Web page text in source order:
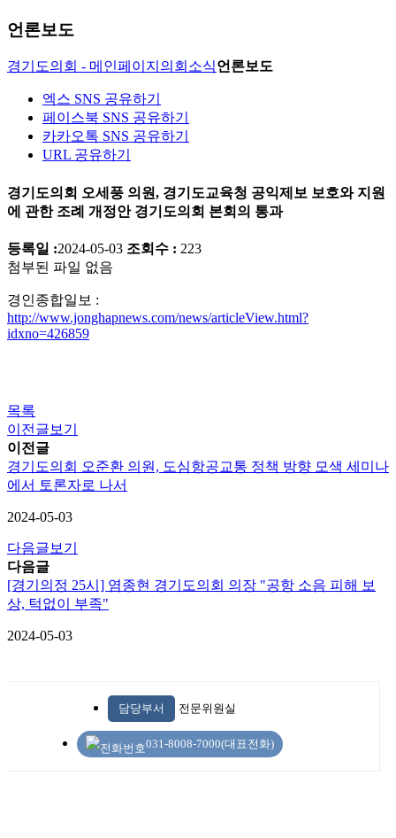
언론보도
경기도의회 - 메인페이지 의회소식언론보도
엑스 SNS 공유하기
페이스북 SNS 공유하기
카카오톡 SNS 공유하기
URL 공유하기
경기도의회 오세풍 의원, 경기도교육청 공익제보 보호와 지원
에 관한 조례 개정안 경기도의회 본회의 통과
등록일 :2024-05-03 조회수 : 223
첨부된 파일 없음
경인종합일보 :
http://www.jonghapnews.com/news/articleView.html?
idxno=426859
목록
이전글보기
이전글
경기도의회 오준환 의원, 도심항공교통 정책 방향 모색 세미나
에서 토론자로 나서
2024-05-03
다음글보기
다음글
[경기의정 25시] 염종현 경기도의회 의장 "공항 소음 피해 보
상, 턱없이 부족"
2024-05-03
담당부서 전문위원실
031-8008-7000(대표전화)